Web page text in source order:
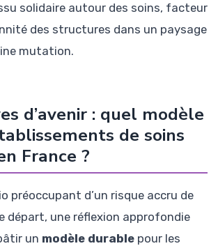
solidaire autour des soins, facteur
des structures dans un paysage
mutation.
d’avenir : quel modèle
de soins
France ?
préoccupant d’un risque accru de
départ, une réflexion approfondie
un modèle durable pour les